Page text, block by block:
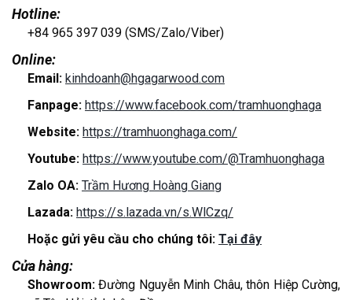
Hotline:
+84 965 397 039 (SMS/Zalo/Viber)
Online:
Email: kinhdoanh@hgagarwood.com
Fanpage: https://www.facebook.com/tramhuonghaga
Website: https://tramhuonghaga.com/
Youtube: https://www.youtube.com/@Tramhuonghaga
Zalo OA: Trầm Hương Hoàng Giang
Lazada: https://s.lazada.vn/s.WlCzq/
Hoặc gửi yêu cầu cho chúng tôi: Tại đây
Cửa hàng:
Showroom:Đường Nguyễn Minh Châu, thôn Hiệp Cường,